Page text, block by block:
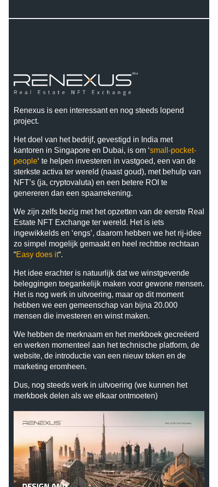
Renexus is een interessant en nog steeds lopend
project.
Het doel van het bedrijf, gevestigd in India met
kantoren in Singapore en Dubai, is om ‘small-pocket-
people‘ te helpen investeren in vastgoed, een van de
sterkste activa ter wereld (naast goud), met behulp van
NFT’s (ja, cryptovaluta) en een betere ROI te
genereren dan een spaarrekening.
We zijn zelfs bezig met het opzetten van de eerste Real
Estate NFT Exchange ter wereld. Het is iets
ingewikkelds en ‘engs’, daarom hebben we het rij-idee
zo simpel mogelijk gemaakt en heel rechttoe rechtaan
“Easy does it“.
Het idee erachter is natuurlijk dat we winstgevende
beleggingen toegankelijk maken voor gewone mensen.
Het is nog werk in uitvoering, maar op dit moment
hebben we een gemeenschap van bijna 20.000
mensen die investeren en winst maken.
We hebben de merknaam en het merkboek gecreëerd
en werken momenteel aan het technische platform, de
website, de introductie van een nieuw token en de
marketing eromheen.
Dus, nog steeds werk in uitvoering (we kunnen het
merkboek delen als we elkaar ontmoeten)